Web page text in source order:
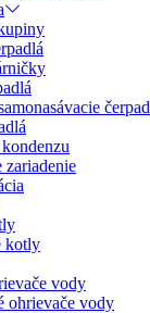
zariadenie
kotly
vody
ohrievače vody